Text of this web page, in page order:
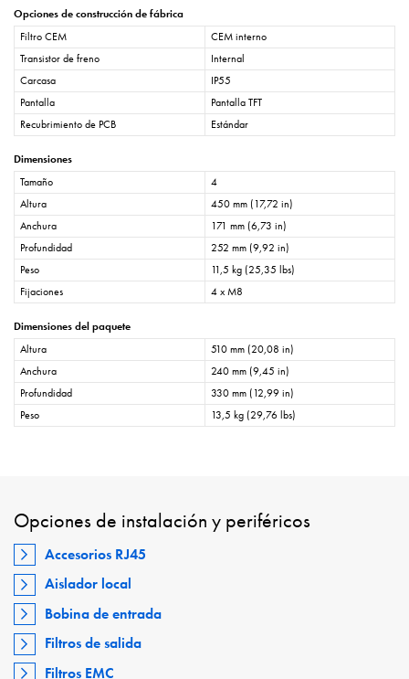
Opciones de construcción de fábrica
Filtro CEM
CEM interno
Transistor de freno
Internal
Carcasa
IP55
Pantalla
Pantalla TFT
Recubrimiento de PCB
Estándar
Dimensiones
Tamaño
4
Altura
450 mm (17,72 in)
Anchura
171 mm (6,73 in)
Profundidad
252 mm (9,92 in)
Peso
11,5 kg (25,35 lbs)
Fijaciones
4 x M8
Dimensiones del paquete
Altura
510 mm (20,08 in)
Anchura
240 mm (9,45 in)
Profundidad
330 mm (12,99 in)
Peso
13,5 kg (29,76 lbs)
Opciones de instalación y periféricos
Accesorios RJ45
Aislador local
Bobina de entrada
Filtros de salida
Filtros EMC